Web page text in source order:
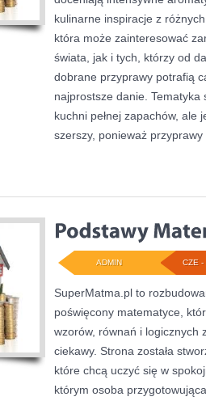
kulinarne inspiracje z
która może zainteresować
świata, jak i tych, którzy od
dobrane przyprawy potrafią
najprostsze danie. Tematyka
kuchni pełnej zapachów, ale
szerszy, ponieważ przyprawy
CZE -
ADMIN
SuperMatma.pl to
poświęcony matematyce,
wzorów, równań i logicznych
ciekawy. Strona została
które chcą uczyć się w
którym osoba